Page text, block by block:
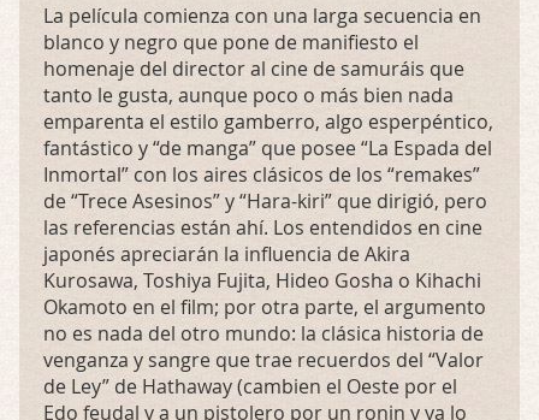
La película comienza con una larga secuencia en
blanco y negro que pone de manifiesto el
homenaje del director al cine de samuráis que
tanto le gusta, aunque poco o más bien nada
emparenta el estilo gamberro, algo esperpéntico,
fantástico y “de manga” que posee “La Espada del
Inmortal” con los aires clásicos de los “remakes”
de “Trece Asesinos” y “Hara-kiri” que dirigió, pero
las referencias están ahí. Los entendidos en cine
japonés apreciarán la influencia de Akira
Kurosawa, Toshiya Fujita, Hideo Gosha o Kihachi
Okamoto en el film; por otra parte, el argumento
no es nada del otro mundo: la clásica historia de
venganza y sangre que trae recuerdos del “Valor
de Ley” de Hathaway (cambien el Oeste por el
Edo feudal y a un pistolero por un ronin y ya lo